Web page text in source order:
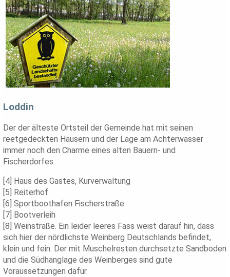
Loddin
Der der älteste Ortsteil der Gemeinde hat mit seinen
reetgedeckten Häusern und der Lage am Achterwasser
immer noch den Charme eines alten Bauern- und
Fischerdorfes.
[4] Haus des Gastes, Kurverwaltung
[5] Reiterhof
[6] Sportboothafen Fischerstraße
[7] Bootverleih
[8] Weinstraße. Ein leider leeres Fass weist darauf hin, dass
sich hier der nördlichste Weinberg Deutschlands befindet,
klein und fein. Der mit Muschelresten durchsetzte Sandboden
und die Südhanglage des Weinberges sind gute
Voraussetzungen dafür.